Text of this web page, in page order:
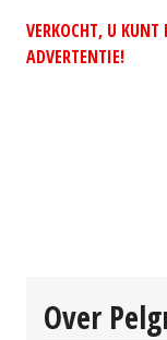
VERKOCHT, U KUNT
ADVERTENTIE!
Over